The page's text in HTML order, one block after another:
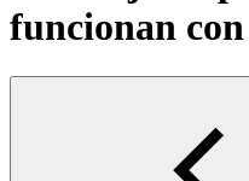
funcionan